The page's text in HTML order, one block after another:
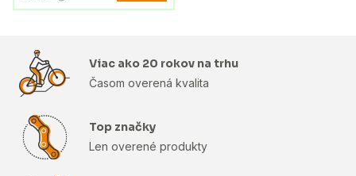
Viac ako 20 rokov na trhu
Časom overená kvalita
Top značky
Len overené produkty